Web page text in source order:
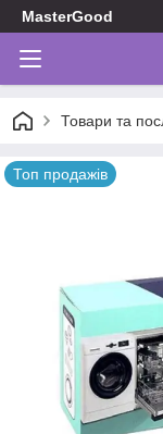
MasterGood
Товари та
Топ продажів